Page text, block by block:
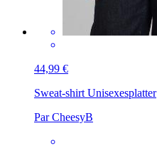
44,99 €
Sweat-shirt Unisexesplatter
Par CheesyB